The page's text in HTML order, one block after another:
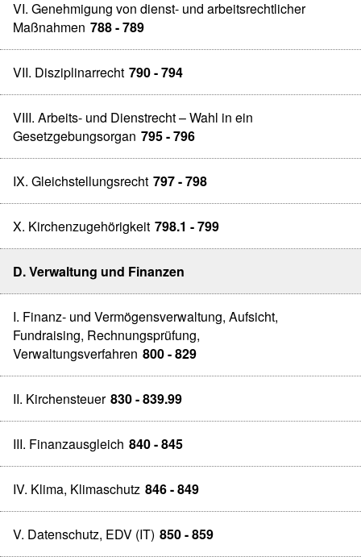
VI. Genehmigung von dienst- und arbeitsrechtlicher
Maßnahmen 788 - 789
VII. Disziplinarrecht 790 - 794
VIII. Arbeits- und Dienstrecht – Wahl in ein
Gesetzgebungsorgan 795 - 796
IX. Gleichstellungsrecht 797 - 798
X. Kirchenzugehörigkeit 798.1 - 799
D. Verwaltung und Finanzen
I. Finanz- und Vermögensverwaltung, Aufsicht,
Fundraising, Rechnungsprüfung,
Verwaltungsverfahren 800 - 829
II. Kirchensteuer 830 - 839.99
III. Finanzausgleich 840 - 845
IV. Klima, Klimaschutz 846 - 849
V. Datenschutz, EDV (IT) 850 - 859